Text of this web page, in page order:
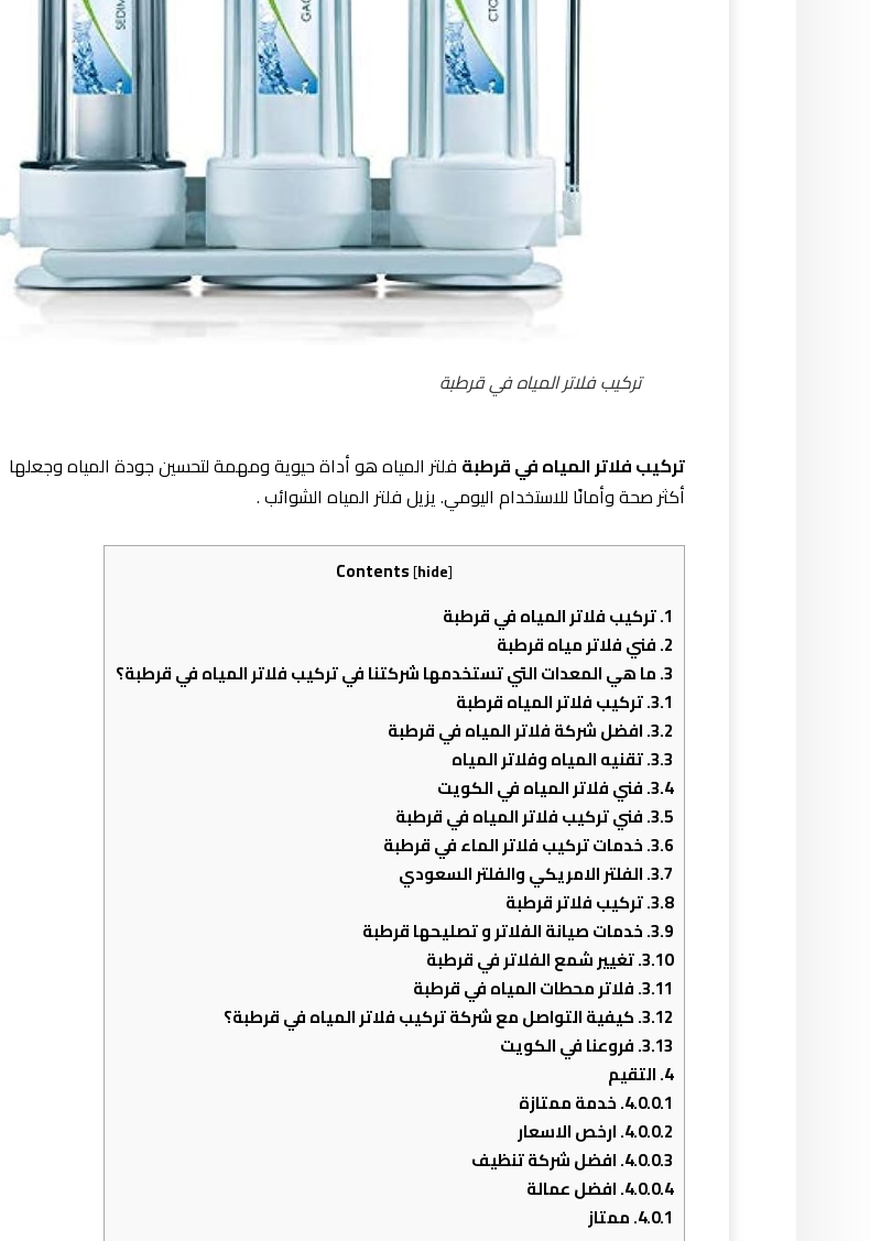
تركيب فلاتر المياه في قرطبة
تركيب فلاتر المياه في قرطبة فلتر المياه هو أداة حيوية ومهمة لتحسين جودة المياه وجعلها
أكثر صحة وأمانًا للاستخدام اليومي. يزيل فلتر المياه الشوائب .
Contents[hide]
1. تركيب فلاتر المياه في قرطبة
2. فني فلاتر مياه قرطبة
3. ما هي المعدات التي تستخدمها شركتنا في تركيب فلاتر المياه في قرطبة؟
3.1. تركيب فلاتر المياه قرطبة
3.2. افضل شركة فلاتر المياه في قرطبة
3.3. تقنيه المياه وفلاتر المياه
3.4. فني فلاتر المياه في الكويت
3.5. فني تركيب فلاتر المياه في قرطبة
3.6. خدمات تركيب فلاتر الماء في قرطبة
3.7. الفلتر الامريكي والفلتر السعودي
3.8. تركيب فلاتر قرطبة
3.9. خدمات صيانة الفلاتر و تصليحها قرطبة
3.10. تغيير شمع الفلاتر في قرطبة
3.11. فلاتر محطات المياه في قرطبة
3.12. كيفية التواصل مع شركة تركيب فلاتر المياه في قرطبة؟
3.13. فروعنا في الكويت
4. التقيم
4.0.0.1. خدمة ممتازة
4.0.0.2. ارخص الاسعار
4.0.0.3. افضل شركة تنظيف
4.0.0.4. افضل عمالة
4.0.1. ممتاز